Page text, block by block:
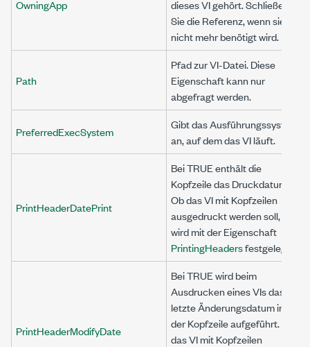
OwningApp
dieses VI gehört. Schließen
Sie die Referenz, wenn sie
nicht mehr benötigt wird.
Path
Pfad zur VI-Datei. Diese
Eigenschaft kann nur
abgefragt werden.
PreferredExecSystem
Gibt das Ausführungssystem
an, auf dem das VI läuft.
PrintHeaderDatePrint
Bei TRUE enthält die
Kopfzeile das Druckdatum.
Ob das VI mit Kopfzeilen
ausgedruckt werden soll,
wird mit der Eigenschaft
PrintingHeadersfestgelegt.
PrintHeaderModifyDate
Bei TRUE wird beim
Ausdrucken eines VIs das
letzte Änderungsdatum in
der Kopfzeile aufgeführt. Ob
das VI mit Kopfzeilen